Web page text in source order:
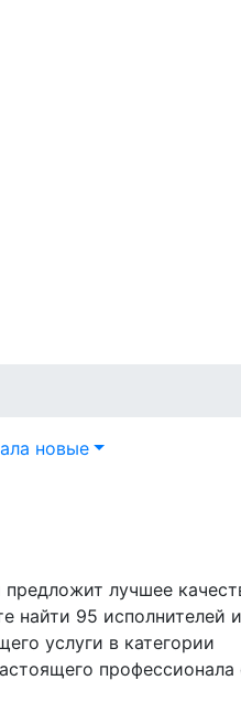
новые
лучшее
найти 95 исполнителей
услуги в категории
профессионала